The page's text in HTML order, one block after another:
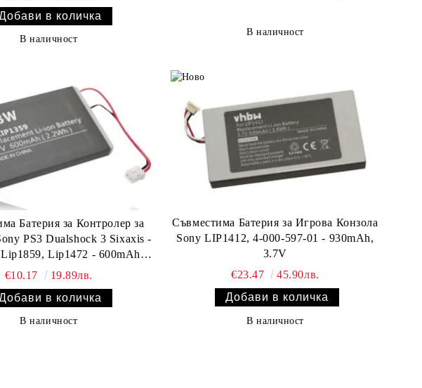
В наличност
В наличност
Батерия за Контролер за
PS3 Dualshock 3 Sixaxis -
Lip1472 - 600mAh,
3.7V
€10.17 19.89лв.
В наличност
Съвместима Батерия за Игрова Конзола
Sony LIP1412, 4-000-597-01 - 930mAh,
3.7V
€23.47
45.90лв.
В наличност